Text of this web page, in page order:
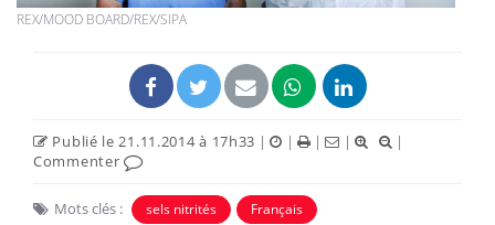
REX/MOOD BOARD/REX/SIPA
Publié le 21.11.2014 à 17h33 | | | |
|
Commenter
Mots clés : sels nitrités Français